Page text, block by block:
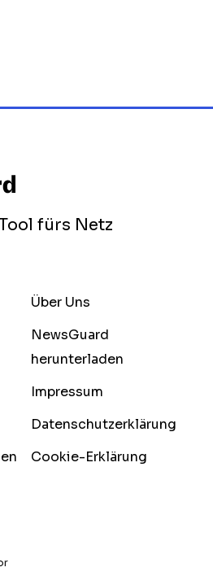
fürs Netz
Über Uns
NewsGuard
herunterladen
Impressum
Datenschutzerklärung
Cookie-Erklärung